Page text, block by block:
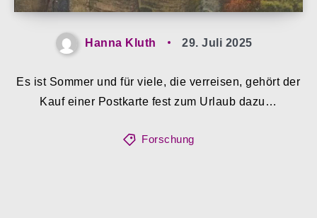
Hanna Kluth 29. Juli 2025
Es ist Sommer und für viele, die verreisen, gehört der
Kauf einer Postkarte fest zum Urlaub dazu…
Forschung